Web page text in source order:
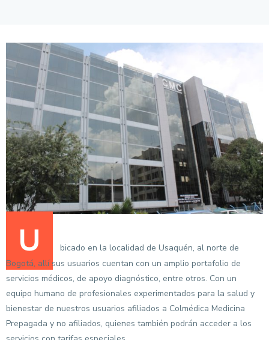
U
bicado en la localidad de Usaquén, al norte de
Bogotá, allí sus usuarios cuentan con un amplio portafolio de
servicios médicos, de apoyo diagnóstico, entre otros. Con un
equipo humano de profesionales experimentados para la salud y
bienestar de nuestros usuarios afiliados a Colmédica Medicina
Prepagada y no afiliados, quienes también podrán acceder a los